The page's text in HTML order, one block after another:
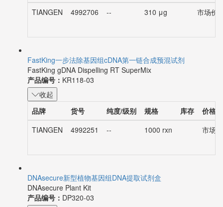
TIANGEN
4992706 -- 310 μg 市场价
FastKing一步法除基因组cDNA第一链合成预混试剂
FastKing gDNA Dispelling RT SuperMix
产品编号： KR118-03
收起
品牌
货号 纯度/级别 规格 库存
价格
TIANGEN
4992251 -- 1000 rxn 市场
DNAsecure新型植物基因组DNA提取试剂盒
DNAsecure Plant Kit
产品编号： DP320-03